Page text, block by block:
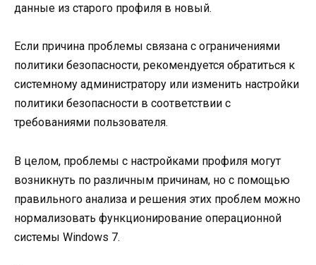
данные из старого профиля в новый.
Если причина проблемы связана с ограничениями
политики безопасности, рекомендуется обратиться к
системному администратору или изменить настройки
политики безопасности в соответствии с
требованиями пользователя.
В целом, проблемы с настройками профиля могут
возникнуть по различным причинам, но с помощью
правильного анализа и решения этих проблем можно
нормализовать функционирование операционной
системы Windows 7.